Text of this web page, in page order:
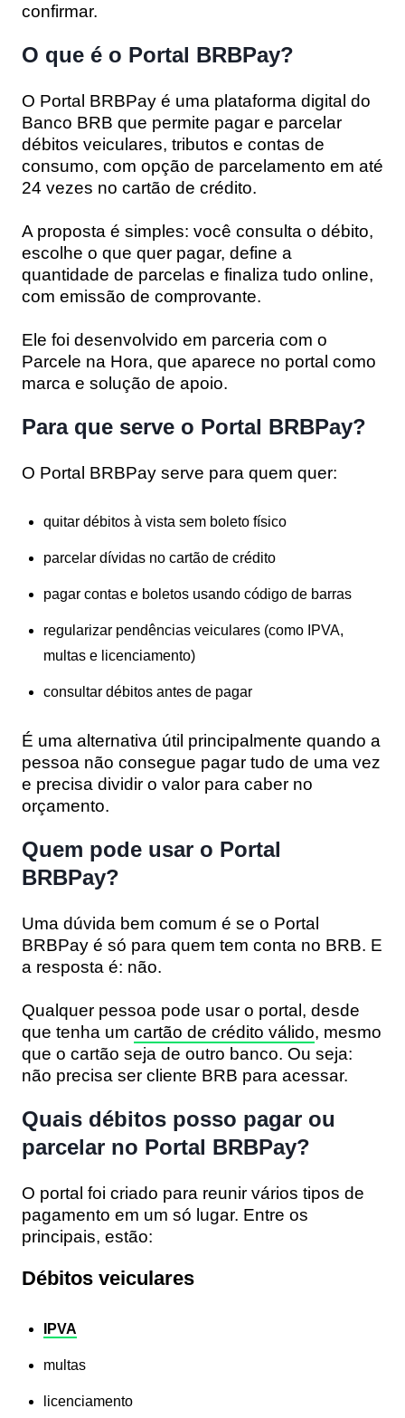
confirmar.
O que é o Portal BRBPay?
O Portal BRBPay é uma plataforma digital do
Banco BRB que permite pagar e parcelar
débitos veiculares, tributos e contas de
consumo, com opção de parcelamento em até
24 vezes no cartão de crédito.
A proposta é simples: você consulta o débito,
escolhe o que quer pagar, define a
quantidade de parcelas e finaliza tudo online,
com emissão de comprovante.
Ele foi desenvolvido em parceria com o
Parcele na Hora, que aparece no portal como
marca e solução de apoio.
Para que serve o Portal BRBPay?
O Portal BRBPay serve para quem quer:
quitar débitos à vista sem boleto físico
parcelar dívidas no cartão de crédito
pagar contas e boletos usando código de barras
regularizar pendências veiculares (como IPVA,
multas e licenciamento)
consultar débitos antes de pagar
É uma alternativa útil principalmente quando a
pessoa não consegue pagar tudo de uma vez
e precisa dividir o valor para caber no
orçamento.
Quem pode usar o Portal
BRBPay?
Uma dúvida bem comum é se o Portal
BRBPay é só para quem tem conta no BRB. E
a resposta é: não.
Qualquer pessoa pode usar o portal, desde
que tenha um cartão de crédito válido, mesmo
que o cartão seja de outro banco. Ou seja:
não precisa ser cliente BRB para acessar.
Quais débitos posso pagar ou
parcelar no Portal BRBPay?
O portal foi criado para reunir vários tipos de
pagamento em um só lugar. Entre os
principais, estão:
Débitos veiculares
IPVA
multas
licenciamento